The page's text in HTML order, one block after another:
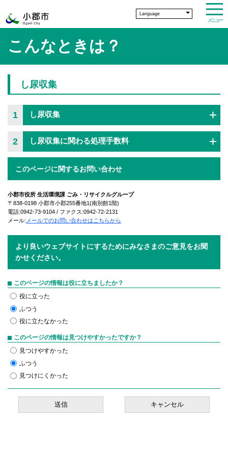
Language
メニュー
こんなときは？
し尿収集
1 し尿収集
2 し尿収集に関わる処理手数料
このページに関するお問い合わせ
小郡市役所 生活環境課 ごみ・リサイクルグループ
〒838-0198 小郡市小郡255番地1(南別館1階)
電話:0942-73-9104 / ファクス:0942-72-2131
メール: メールでのお問い合わせはこちらから
より良いウェブサイトにするためにみなさまのご意見をお聞
かせください。
このページの情報は役に立ちましたか？
役に立った
ふつう
役に立たなかった
このページの情報は見つけやすかったですか？
見つけやすかった
ふつう
見つけにくかった